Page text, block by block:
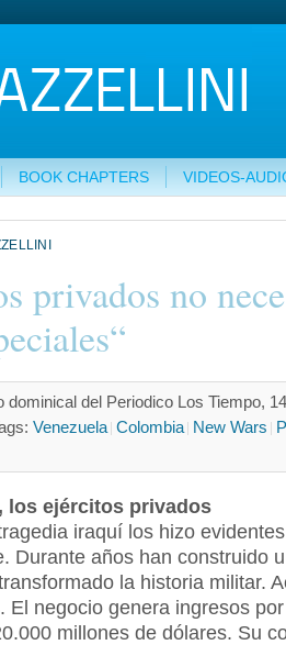
BOOK CHAPTERS VIDEOS-
privados no
del Periodico Los Tiempo,
Venezuela Colombia New Wars
los ejércitos privados
iraquí los hizo
Durante años han construido
la historia militar.
El negocio genera ingresos por
millones de dólares. Su